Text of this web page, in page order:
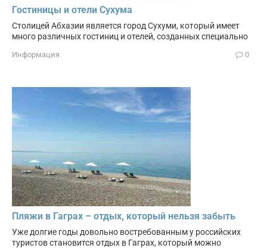
Гостиницы и отели Сухума
Столицей Абхазии является город Сухуми, который имеет
много различных гостиниц и отелей, созданных специально
Информация 0
Пляжи в Гаграх – отдых, который нельзя забыть
Уже долгие годы довольно востребованным у российских
туристов становится отдых в Гаграх, который можно